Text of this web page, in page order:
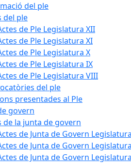
del ple
del ple
de Ple Legislatura XII
de Ple Legislatura XI
de Ple Legislatura X
de Ple Legislatura IX
de Ple Legislatura VIII
del ple
presentades al Ple
govern
de la junta de govern
de Junta de Govern
de Junta de Govern
de Junta de Govern